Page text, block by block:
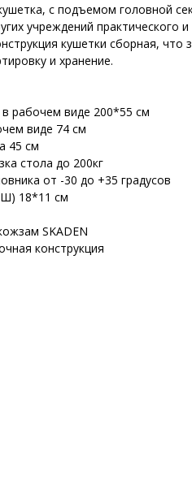
с подъемом головной
учреждений практического
кушетки сборная, что
и хранение.
рабочем виде 200*55 см
виде 74 см
45 см
стола до 200кг
от -30 до +35 градусов
18*11 см
SKADEN
конструкция